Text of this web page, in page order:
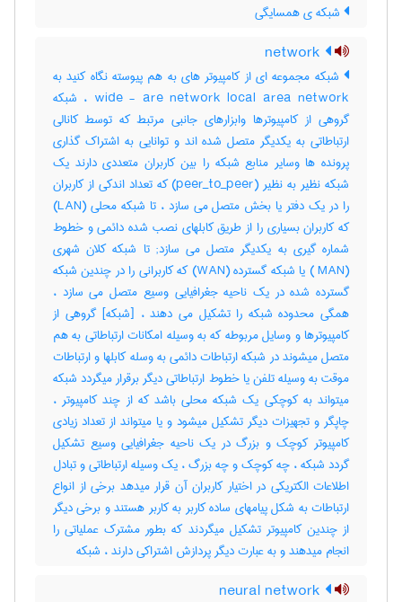
شبکه‌ ی همسایگی
شبکه مجموعه ای از کامپیوتر های به هم پیوسته نگاه کنید به
wide - are network local area network ، شبکه
گروهی از کامپیوترها وابزارهای جانبی مرتبط که توسط کانالی
ارتباطاتی به یکدیگر متصل شده اند و توانایی به اشتراک گذاری
پرونده ها وسایر منابع شبکه را بین کاربران متعددی دارند یک
شبکه نظیر به نظیر (peer_to_peer) که تعداد اندکی از کاربران
را در یک دفتر یا بخش متصل می سازد ، تا شبکه محلی (LAN)
که کاربران بسیاری را از طریق کابلهای نصب شده دائمی و خطوط
شماره گیری به یکدیگر متصل می سازد; تا شبکه کلان شهری
(MAN ) یا شبکه گسترده (WAN) که کاربرانی را در چندین شبکه
گسترده شده در یک ناحیه جغرافیایی وسیع متصل می سازد ،
همگی محدوده شبکه را تشکیل می دهند ، [شبکه] گروهی از
کامپیوترها و وسایل مربوطه که به وسیله امکانات ارتباطاتی به هم
متصل میشوند در شبکه ارتباطات دائمی به وسله کابلها و ارتباطات
موقت به وسیله تلفن یا خطوط ارتباطاتی دیگر برقرار میگردد شبکه
میتواند به کوچکی یک شبکه محلی باشد که از چند کامپیوتر ،
چاپگر و تجهیزات دیگر تشکیل میشود و یا میتواند از تعداد زیادی
کامپیوتر کوچک و بزرگ در یک ناحیه جغرافیایی وسیع تشکیل
گردد شبکه ، چه کوچک و چه بزرگ ، یک وسیله ارتباطاتی و تبادل
اطلاعات الکتریکی در اختیار کاربران آن قرار میدهد برخی از انواع
ارتباطات به شکل پیامهای ساده کاربر به کاربر هستند و برخی دیگر
از چندین کامپیوتر تشکیل میگردند که بطور مشترک عملیاتی را
انجام میدهند و به عبارت دیگر پردازش اشتراکی دارند ، ‌شبکه